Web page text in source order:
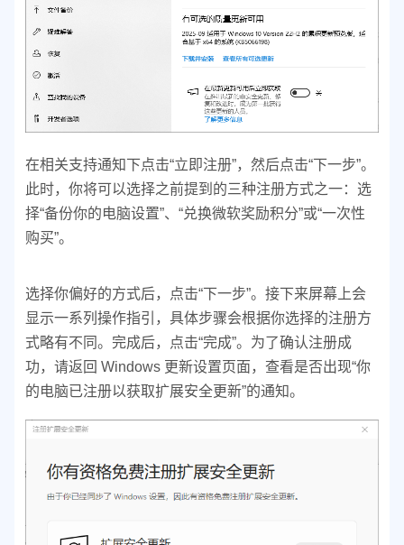
在相关支持通知下点击“立即注册”，然后点击“下一步”。
此时，你将可以选择之前提到的三种注册方式之一：选
择“备份你的电脑设置”、“兑换微软奖励积分”或“一次性
购买”。
选择你偏好的方式后，点击“下一步”。接下来屏幕上会
显示一系列操作指引，具体步骤会根据你选择的注册方
式略有不同。完成后，点击“完成”。为了确认注册成
功，请返回 Windows 更新设置页面，查看是否出现“你
的电脑已注册以获取扩展安全更新”的通知。